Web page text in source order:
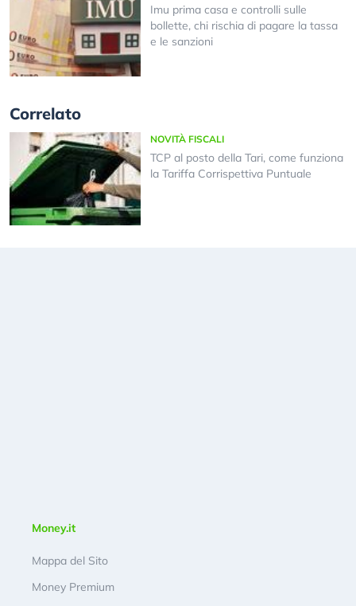
Imu prima casa e controlli sulle
bollette, chi rischia di pagare la tassa
e le sanzioni
Correlato
NOVITÀ FISCALI
TCP al posto della Tari, come funziona
la Tariffa Corrispettiva Puntuale
Money.it
Mappa del Sito
Money Premium